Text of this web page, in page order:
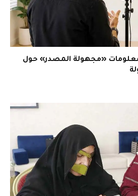
«مجهولة المصدر» حول